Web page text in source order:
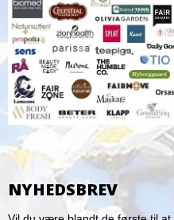
NYHEDSBREV